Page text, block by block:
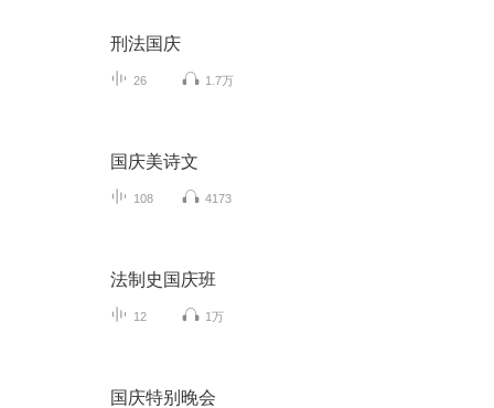
刑法国庆
26 1.7万
国庆美诗文
108 4173
法制史国庆班
12 1万
国庆特别晚会